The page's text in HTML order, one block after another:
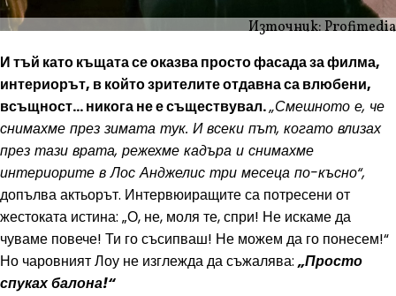
Източник: Profimedia
И тъй като къщата се оказва просто фасада за филма,
интериорът, в който зрителите отдавна са влюбени,
всъщност… никога не е съществувал.„Смешното е, че
снимахме през зимата тук. И всеки път, когато влизах
през тази врата, режехме кадъра и снимахме
интериорите в Лос Анджелис три месеца по-късно“,
допълва актьорът. Интервюиращите са потресени от
жестоката истина: „О, не, моля те, спри! Не искаме да
чуваме повече! Ти го съсипваш! Не можем да го понесем!“
Но чаровният Лоу не изглежда да съжалява: „Просто
спуках балона!“